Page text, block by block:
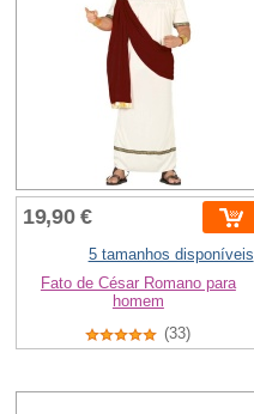
19,90 €
5 tamanhos disponíveis
Fato de César Romano para
homem
(33)